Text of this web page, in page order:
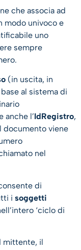
che associa ad
modo univoco e
uno
sempre
(in uscita, in
al sistema di
anche l’IdRegistro,
documento viene
nel
di
i soggetti
‘ciclo di
mittente, il